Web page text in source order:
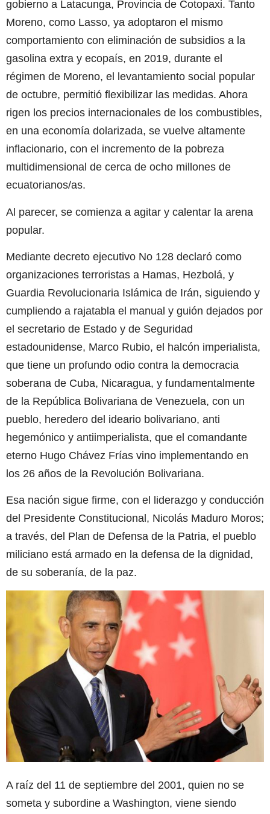
gobierno a Latacunga, Provincia de Cotopaxi. Tanto
Moreno, como Lasso, ya adoptaron el mismo
comportamiento con eliminación de subsidios a la
gasolina extra y ecopaís, en 2019, durante el
régimen de Moreno, el levantamiento social popular
de octubre, permitió flexibilizar las medidas. Ahora
rigen los precios internacionales de los combustibles,
en una economía dolarizada, se vuelve altamente
inflacionario, con el incremento de la pobreza
multidimensional de cerca de ocho millones de
ecuatorianos/as.
Al parecer, se comienza a agitar y calentar la arena
popular.
Mediante decreto ejecutivo No 128 declaró como
organizaciones terroristas a Hamas, Hezbolá, y
Guardia Revolucionaria Islámica de Irán, siguiendo y
cumpliendo a rajatabla el manual y guión dejados por
el secretario de Estado y de Seguridad
estadounidense, Marco Rubio, el halcón imperialista,
que tiene un profundo odio contra la democracia
soberana de Cuba, Nicaragua, y fundamentalmente
de la República Bolivariana de Venezuela, con un
pueblo, heredero del ideario bolivariano, anti
hegemónico y antiimperialista, que el comandante
eterno Hugo Chávez Frías vino implementando en
los 26 años de la Revolución Bolivariana.
Esa nación sigue firme, con el liderazgo y conducción
del Presidente Constitucional, Nicolás Maduro Moros;
a través, del Plan de Defensa de la Patria, el pueblo
miliciano está armado en la defensa de la dignidad,
de su soberanía, de la paz.
A raíz del 11 de septiembre del 2001, quien no se
someta y subordine a Washington, viene siendo